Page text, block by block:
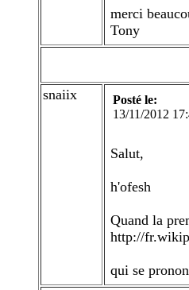
merci
Tony
snaiix
Posté le:
13/11/2012
Salut,
h'ofesh
Quand la
http://
qui se